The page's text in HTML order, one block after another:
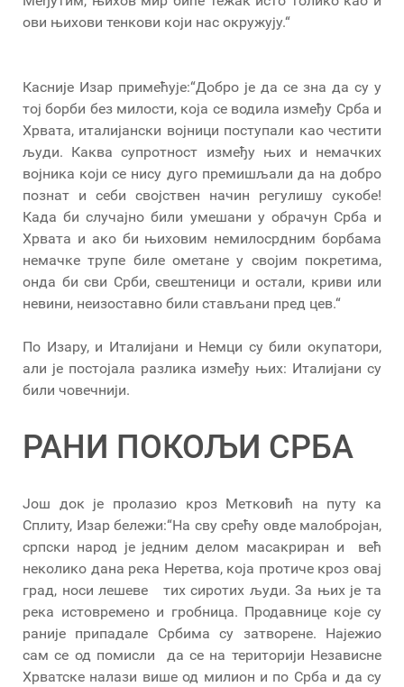
ови њихови тенкови који нас окружују.“
Касније Изар примећује:“Добро је да се зна да су у
тој борби без милости, која се водила између Срба и
Хрвата, италијански војници поступали као честити
људи. Каква супротност између њих и немачких
војника који се нису дуго премишљали да на добро
познат и себи својствен начин регулишу сукобе!
Када би случајно били умешани у обрачун Срба и
Хрвата и ако би њиховим немилосрдним борбама
немачке трупе биле ометане у својим покретима,
онда би сви Срби, свештеници и остали, криви или
невини, неизоставно били стављани пред цев.“
По Изару, и Италијани и Немци су били окупатори,
али је постојала разлика између њих: Италијани су
били човечнији.
РАНИ ПОКОЉИ СРБА
Још док је пролазио кроз Метковић на путу ка
Сплиту, Изар бележи:“На сву срећу овде малобројан,
српски народ је једним делом масакриран и већ
неколико дана река Неретва, која протиче кроз овај
град, носи лешеве тих сиротих људи. За њих је та
река истовремено и гробница. Продавнице које су
раније припадале Србима су затворене. Најежио
сам се од помисли да се на територији Независне
Хрватске налази више од милион и по Срба и да су